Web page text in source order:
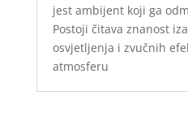
jest ambijent koji ga
Postoji čitava znanost
osvjetljenja i zvučnih
atmosferu